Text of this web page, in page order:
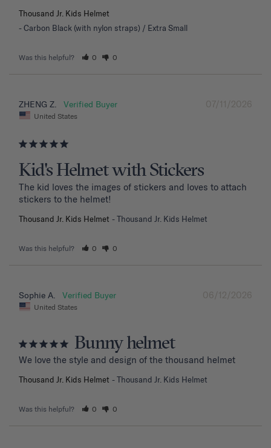
Thousand Jr. Kids Helmet
Carbon Black (with nylon straps) / Extra Small
Was this helpful? 0 0
07/11/2026
ZHENG Z.
United States
Kid's Helmet with Stickers
The kid loves the images of stickers and loves to attach
stickers to the helmet!
Thousand Jr. Kids Helmet Thousand Jr. Kids Helmet
Was this helpful? 0 0
06/12/2026
Sophie A.
United States
Bunny helmet
We love the style and design of the thousand helmet
Thousand Jr. Kids Helmet Thousand Jr. Kids Helmet
Was this helpful? 0 0